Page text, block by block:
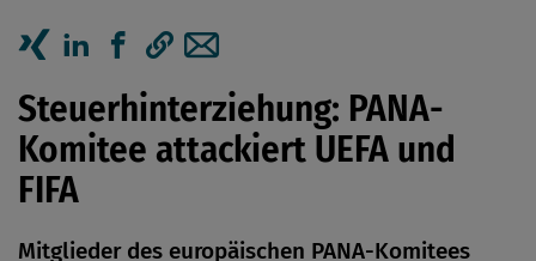
Seiteninhalt
Artikel auf Xing teilen
Artikel auf linkedIn teilen
Artikel auf Facebook teilen
Artikellink kopieren
Artikel per Mail teilen
Steuerhinterziehung: PANA-
Komitee attackiert UEFA und
FIFA
Mitglieder des europäischen PANA-Komitees